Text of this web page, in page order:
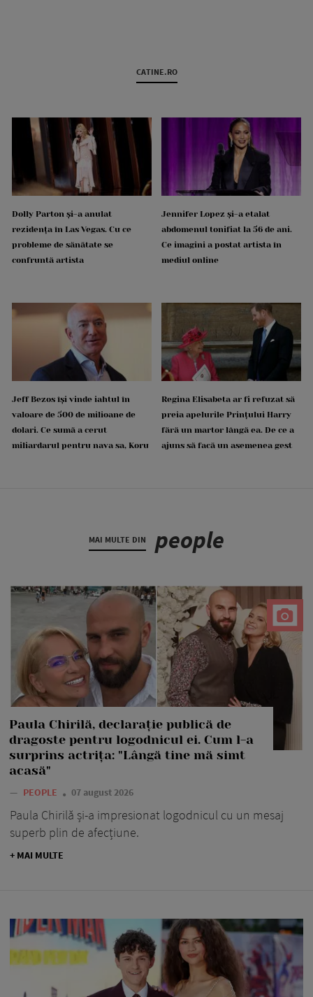
CATINE.RO
Dolly Parton și-a anulat
rezidența în Las Vegas. Cu ce
probleme de sănătate se
confruntă artista
Jennifer Lopez și-a etalat
abdomenul tonifiat la 56 de ani.
Ce imagini a postat artista în
mediul online
Jeff Bezos își vinde iahtul în
valoare de 500 de milioane de
dolari. Ce sumă a cerut
miliardarul pentru nava sa, Koru
Regina Elisabeta ar fi refuzat să
preia apelurile Prințului Harry
fără un martor lângă ea. De ce a
ajuns să facă un asemenea gest
MAI MULTE DIN people
Paula Chirilă, declarație publică de
dragoste pentru logodnicul ei. Cum l-a
surprins actrița: "Lângă tine mă simt
acasă"
— PEOPLE 07 august 2026
Paula Chirilă și-a impresionat logodnicul cu un mesaj
superb plin de afecțiune.
+ MAI MULTE